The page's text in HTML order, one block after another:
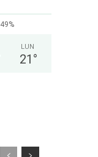
49%
LUN
21 °